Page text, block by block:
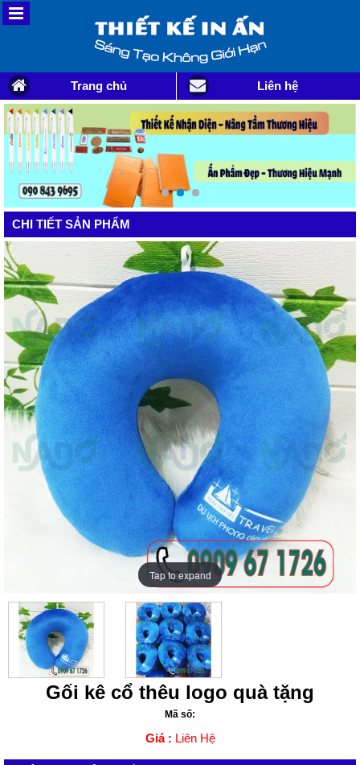
Trang chủ Liên hệ
CHI TIẾT SẢN PHẨM
Tap to expand
Tap to expand
Gối kê cổ thêu logo quà tặng
Mã số:
Giá : Liên Hệ